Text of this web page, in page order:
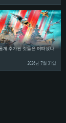
게 추가된 것들은 어떠셨나
2026년 7월 31일